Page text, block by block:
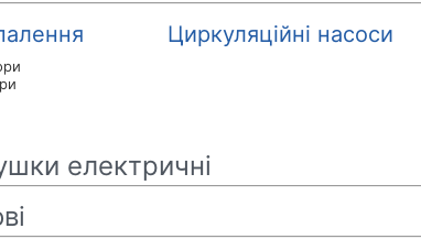
Циркуляційні насоси
електричні